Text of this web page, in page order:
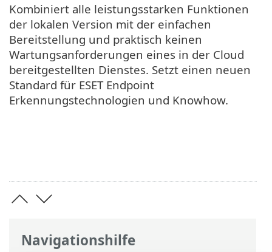
Navigationshilfe
Kombiniert alle leistungsstarken Funktionen
der lokalen Version mit der einfachen
Bereitstellung und praktisch keinen
Wartungsanforderungen eines in der Cloud
bereitgestellten Dienstes. Setzt einen neuen
Standard für ESET Endpoint
Erkennungstechnologien und Knowhow.